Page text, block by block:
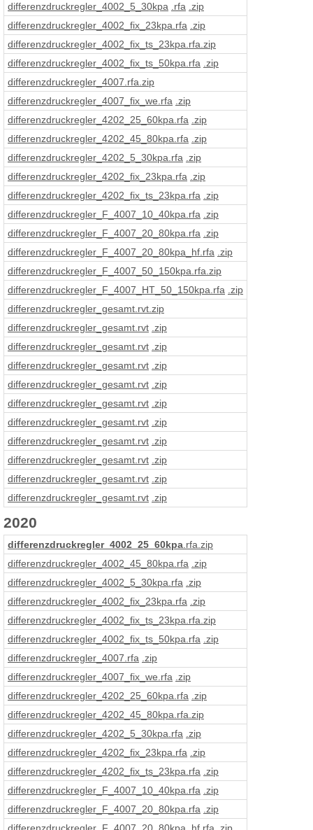
differenzdruckregler_4002_5_30kpa
.rfa .zip
differenzdruckregler_4002_fix_23kpa .rfa .zip
differenzdruckregler_4002_fix_ts_23kpa .rfa .zip
differenzdruckregler_4002_fix_ts_50kpa .rfa .zip
differenzdruckregler_4007 .rfa .zip
differenzdruckregler_4007_fix_we .rfa .zip
differenzdruckregler_4202_25_60kpa .rfa .zip
differenzdruckregler_4202_45_80kpa .rfa .zip
differenzdruckregler_4202_5_30kpa .rfa .zip
differenzdruckregler_4202_fix_23kpa .rfa .zip
differenzdruckregler_4202_fix_ts_23kpa .rfa .zip
differenzdruckregler_F_4007_10_40kpa .rfa .zip
differenzdruckregler_F_4007_20_80kpa .rfa .zip
differenzdruckregler_F_4007_20_80kpa_hf .rfa .zip
differenzdruckregler_F_4007_50_150kpa .rfa .zip
differenzdruckregler_F_4007_HT_50_150kpa .rfa .zip
differenzdruckregler_gesamt .rvt .zip
differenzdruckregler_gesamt .rvt .zip
differenzdruckregler_gesamt .rvt .zip
differenzdruckregler_gesamt .rvt .zip
differenzdruckregler_gesamt .rvt .zip
differenzdruckregler_gesamt .rvt .zip
differenzdruckregler_gesamt .rvt .zip
differenzdruckregler_gesamt .rvt .zip
differenzdruckregler_gesamt .rvt .zip
differenzdruckregler_gesamt .rvt .zip
differenzdruckregler_gesamt .rvt .zip
2020
differenzdruckregler_4002_25_60kpa .rfa .zip
differenzdruckregler_4002_45_80kpa .rfa .zip
differenzdruckregler_4002_5_30kpa .rfa .zip
differenzdruckregler_4002_fix_23kpa .rfa .zip
differenzdruckregler_4002_fix_ts_23kpa .rfa .zip
differenzdruckregler_4002_fix_ts_50kpa .rfa .zip
differenzdruckregler_4007 .rfa .zip
differenzdruckregler_4007_fix_we .rfa .zip
differenzdruckregler_4202_25_60kpa .rfa .zip
differenzdruckregler_4202_45_80kpa .rfa .zip
differenzdruckregler_4202_5_30kpa .rfa .zip
differenzdruckregler_4202_fix_23kpa .rfa .zip
differenzdruckregler_4202_fix_ts_23kpa .rfa .zip
differenzdruckregler_F_4007_10_40kpa .rfa .zip
differenzdruckregler_F_4007_20_80kpa .rfa .zip